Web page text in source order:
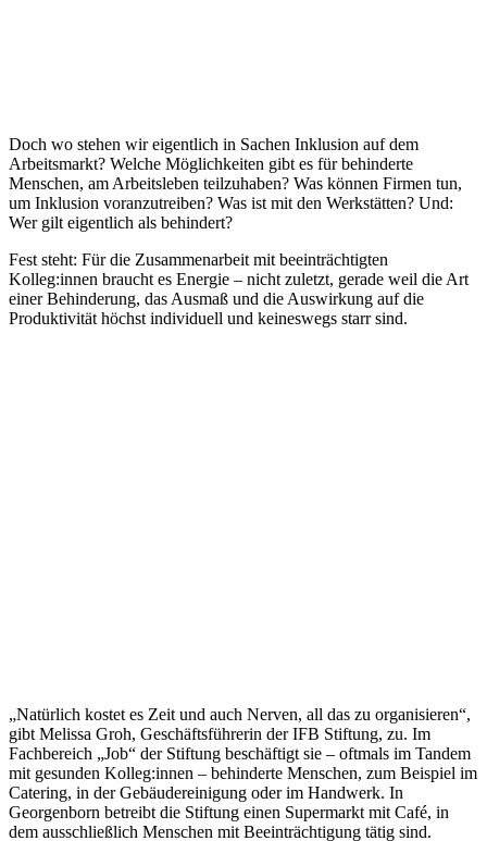
Doch wo stehen wir eigentlich in Sachen Inklusion auf dem
Arbeitsmarkt? Welche Möglichkeiten gibt es für behinderte
Menschen, am Arbeitsleben teilzuhaben? Was können Firmen tun,
um Inklusion voranzutreiben? Was ist mit den Werkstätten? Und:
Wer gilt eigentlich als behindert?
Fest steht: Für die Zusammenarbeit mit beeinträchtigten
Kolleg:innen braucht es Energie – nicht zuletzt, gerade weil die Art
einer Behinderung, das Ausmaß und die Auswirkung auf die
Produktivität höchst individuell und keineswegs starr sind.
„Natürlich kostet es Zeit und auch Nerven, all das zu organisieren“,
gibt Melissa Groh, Geschäftsführerin der IFB Stiftung, zu. Im
Fachbereich „Job“ der Stiftung beschäftigt sie – oftmals im Tandem
mit gesunden Kolleg:innen – behinderte Menschen, zum Beispiel im
Catering, in der Gebäudereinigung oder im Handwerk. In
Georgenborn betreibt die Stiftung einen Supermarkt mit Café, in
dem ausschließlich Menschen mit Beeinträchtigung tätig sind.